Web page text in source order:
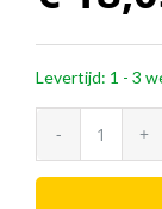
Levertijd: 1 - 3
CCEL